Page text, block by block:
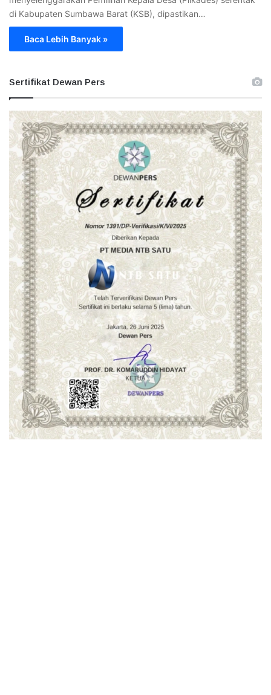
di Kabupaten Sumbawa Barat (KSB), dipastikan…
Baca Lebih Banyak »
Sertifikat Dewan Pers